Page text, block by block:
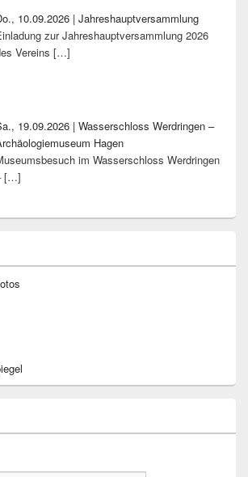
10.09.2026 | Jahreshauptversammlung
zur Jahreshauptversammlung 2026
Vereins […]
19.09.2026 | Wasserschloss Werdringen –
Hagen
im Wasserschloss Werdringen
[…]